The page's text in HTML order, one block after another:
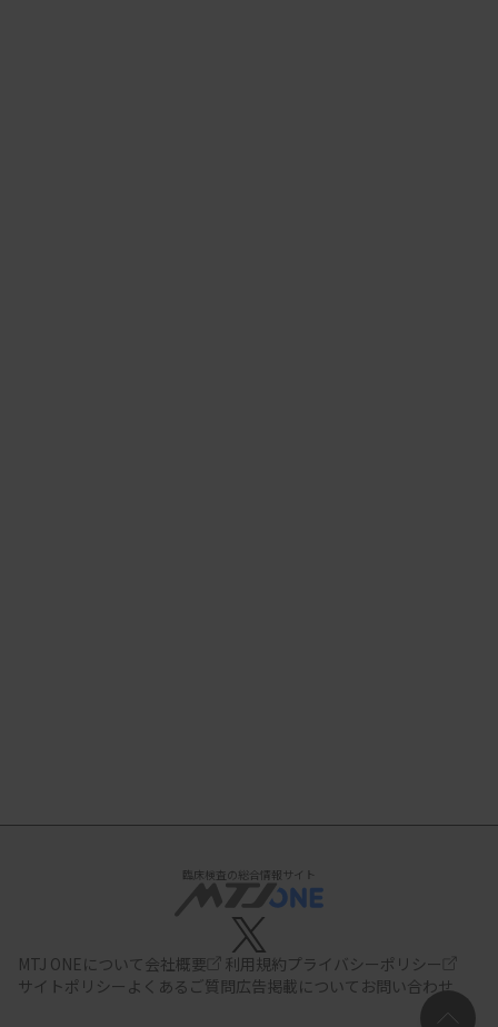
臨床検査の総合情報サイト
MTJ ONEについて会社概要 利用規約プライバシーポリシー
サイトポリシー よくあるご質問広告掲載について お問い合わせ